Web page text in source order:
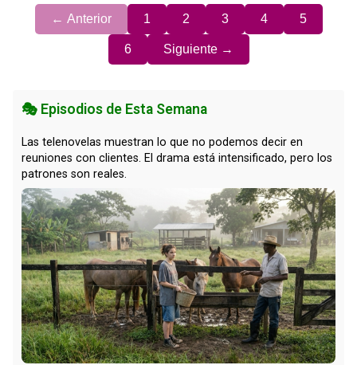
← Anterior 1 2 3 4 5
6 Siguiente →
🎭 Episodios de Esta Semana
Las telenovelas muestran lo que no podemos decir en
reuniones con clientes. El drama está intensificado, pero los
patrones son reales.